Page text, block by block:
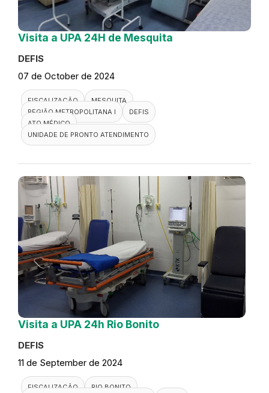
Visita a UPA 24H de Mesquita
DEFIS
07 de October de 2024
FISCALIZAÇÃO
MESQUITA
REGIÃO METROPOLITANA I
DEFIS
ATO MÉDICO
UNIDADE DE PRONTO ATENDIMENTO
Visita a UPA 24h Rio Bonito
DEFIS
11 de September de 2024
FISCALIZAÇÃO
RIO BONITO